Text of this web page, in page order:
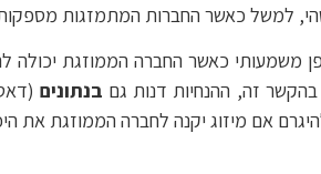
למשל כאשר החברות המתמזגות
משמעותי כאשר החברה הממוזגת
בהקשר זה, ההנחיות דנות גם בנתונים
אם מיזוג יקנה לחברה הממוזגת את